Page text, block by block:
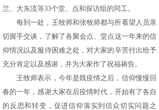
兰、大东流等33个堂、点和探访组的同工。
每到一处，王牧师和张牧师都与所看望人员亲
切握手交谈，了解了各聚会点、堂点这一年来的信
仰情况以及服侍困难之处，对大家的辛苦付出给予
充分肯定以及感谢，并为大家作了祝福祷告。
王牧师表示，今年是既疫情之后，信仰慢慢回
春的一年，感谢大家在后疫情时代，开始有了各自
的反思和转变，促进信仰落实到信众切实问题之